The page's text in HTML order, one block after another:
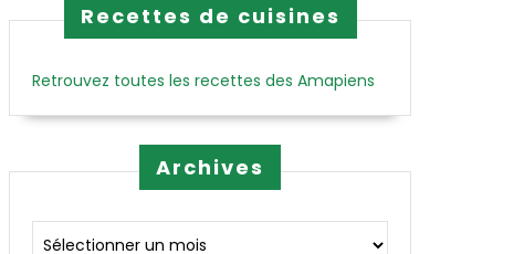
Recettes de cuisines
Retrouvez toutes les recettes des Amapiens
Archives